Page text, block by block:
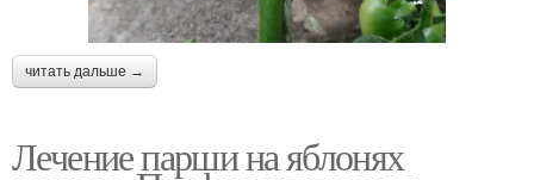
читать дальше →
Лечение парши на яблонях